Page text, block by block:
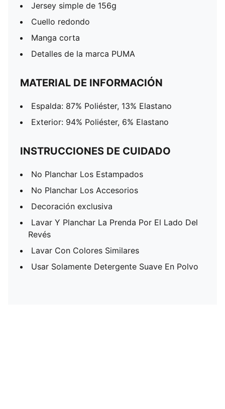
Jersey simple de 156g
Cuello redondo
Manga corta
Detalles de la marca PUMA
MATERIAL DE INFORMACIÓN
Espalda: 87% Poliéster, 13% Elastano
Exterior: 94% Poliéster, 6% Elastano
INSTRUCCIONES DE CUIDADO
No Planchar Los Estampados
No Planchar Los Accesorios
Decoración exclusiva
Lavar Y Planchar La Prenda Por El Lado Del
Revés
Lavar Con Colores Similares
Usar Solamente Detergente Suave En Polvo